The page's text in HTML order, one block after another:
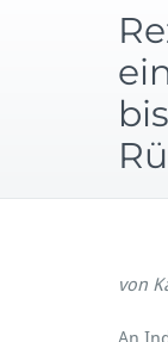
von